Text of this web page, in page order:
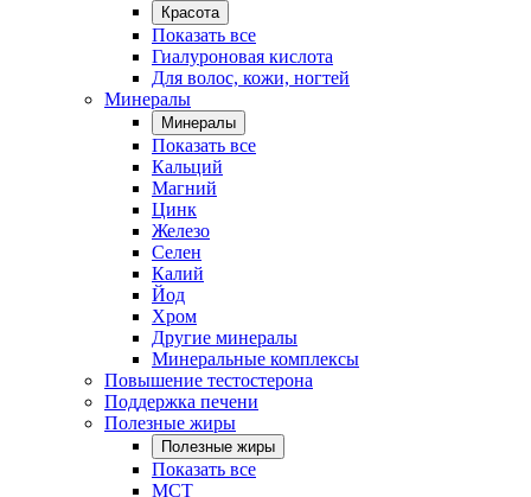
Красота
Показать все
Гиалуроновая кислота
Для волос, кожи, ногтей
Минералы
Минералы
Показать все
Кальций
Магний
Цинк
Железо
Селен
Калий
Йод
Хром
Другие минералы
Минеральные комплексы
Повышение тестостерона
Поддержка печени
Полезные жиры
Полезные жиры
Показать все
MCT